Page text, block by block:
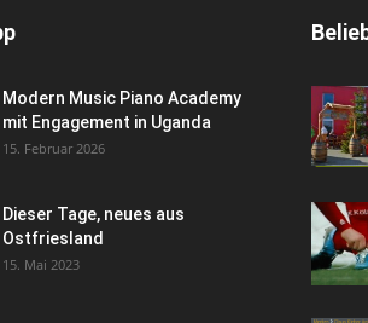
Modern Music Piano Academy
mit Engagement in Uganda
15. Februar 2026
Dieser Tage, neues aus
Ostfriesland
15. Mai 2023